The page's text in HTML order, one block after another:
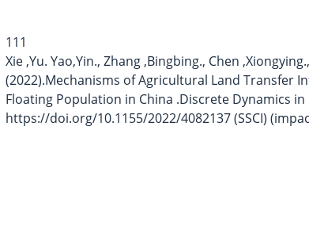
111
Xie ,Yu. Yao,Yin., Zhang ,Bingbing., Chen
(2022).Mechanisms of Agricultural Land Transfer
Floating Population in China .Discrete Dynamics in
https://doi.org/10.1155/2022/4082137 (SSCI)